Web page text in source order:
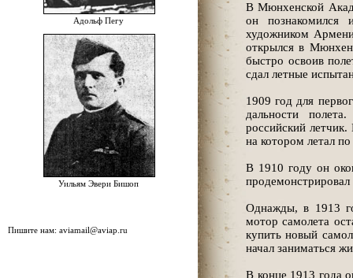
Адольф Пегу
Уильям Эвери Бишоп
Пишите нам: aviamail@aviap.ru
В Мюнхенской
он
художником
открылся в
быстро освоив
сдал летные
1909 год для
дальности
российский
на котором летал
В 1910 году он
Однажды, в 1913
мотор самолета
купить новый
начал заниматься
В конце 1913 года